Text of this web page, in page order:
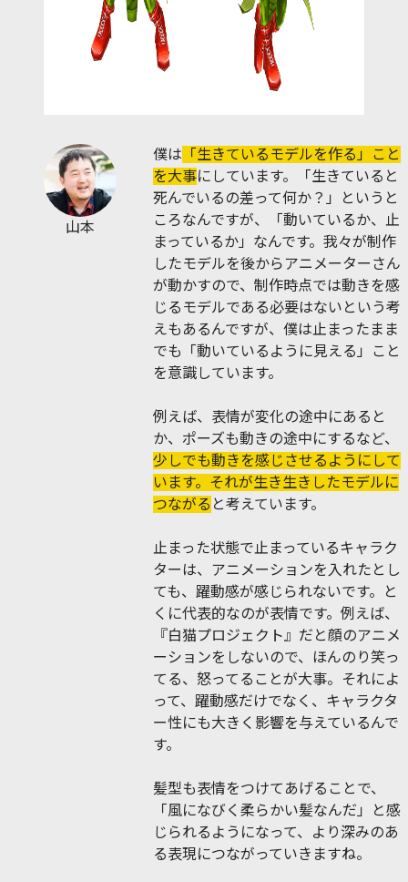
山本
僕は 「生きているモデルを作る」こと
を大事にしています。「生きていると
死んでいるの差って何か？」というと
ころなんですが、「動いているか、止
まっているか」なんです。我々が制作
したモデルを後からアニメーターさん
が動かすので、制作時点では動きを感
じるモデルである必要はないという考
えもあるんですが、僕は止まったまま
でも「動いているように見える」こと
を意識しています。
例えば、表情が変化の途中にあると
か、ポーズも動きの途中にするなど、
少しでも動きを感じさせるようにして
います。それが生き生きしたモデルに
つながる と考えています。
止まった状態で止まっているキャラク
ターは、アニメーションを入れたとし
ても、躍動感が感じられないです。と
くに代表的なのが表情です。例えば、
『白猫プロジェクト』だと顔のアニメ
ーションをしないので、ほんのり笑っ
てる、怒ってることが大事。それによ
って、躍動感だけでなく、キャラクタ
ー性にも大きく影響を与えているんで
す。
髪型も表情をつけてあげることで、
「風になびく柔らかい髪なんだ」と感
じられるようになって、より深みのあ
る表現につながっていきますね。